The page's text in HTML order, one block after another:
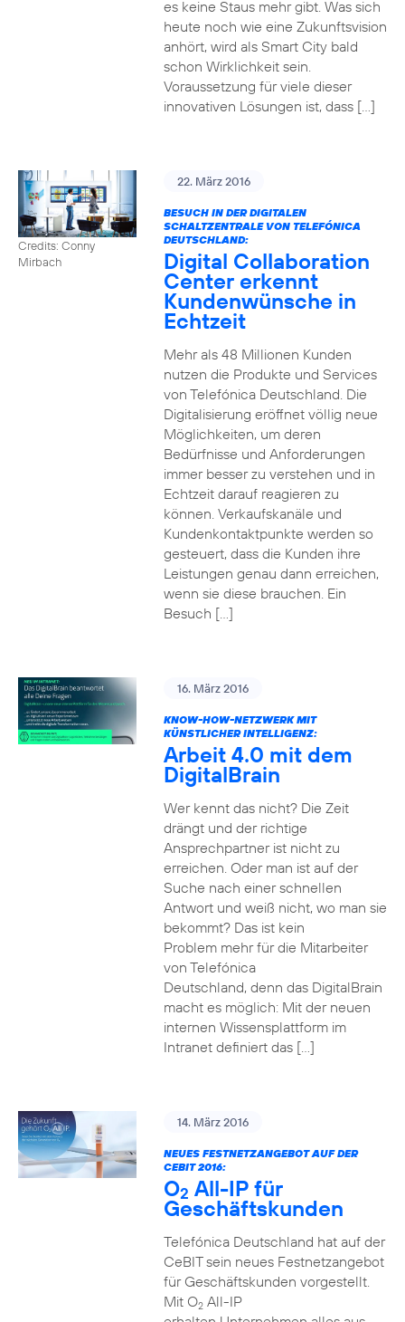
es keine Staus mehr gibt. Was sich
heute noch wie eine Zukunftsvision
anhört, wird als Smart City bald
schon Wirklichkeit sein.
Voraussetzung für viele dieser
innovativen Lösungen ist, dass […]
Credits: Conny
Mirbach
22. März 2016
BESUCH IN DER DIGITALEN
SCHALTZENTRALE VON TELEFÓNICA
DEUTSCHLAND:
Digital Collaboration
Center erkennt
Kundenwünsche in
Echtzeit
Mehr als 48 Millionen Kunden
nutzen die Produkte und Services
von Telefónica Deutschland. Die
Digitalisierung eröffnet völlig neue
Möglichkeiten, um deren
Bedürfnisse und Anforderungen
immer besser zu verstehen und in
Echtzeit darauf reagieren zu
können. Verkaufskanäle und
Kundenkontaktpunkte werden so
gesteuert, dass die Kunden ihre
Leistungen genau dann erreichen,
wenn sie diese brauchen. Ein
Besuch […]
16. März 2016
KNOW-HOW-NETZWERK MIT
KÜNSTLICHER INTELLIGENZ:
Arbeit 4.0 mit dem
DigitalBrain
Wer kennt das nicht? Die Zeit
drängt und der richtige
Ansprechpartner ist nicht zu
erreichen. Oder man ist auf der
Suche nach einer schnellen
Antwort und weiß nicht, wo man sie
bekommt? Das ist kein
Problem mehr für die Mitarbeiter
von Telefónica
Deutschland, denn das DigitalBrain
macht es möglich: Mit der neuen
internen Wissensplattform im
Intranet definiert das […]
14. März 2016
NEUES FESTNETZANGEBOT AUF DER
CEBIT 2016:
O2 All-IP für
Geschäftskunden
Telefónica Deutschland hat auf der
CeBIT sein neues Festnetzangebot
für Geschäftskunden vorgestellt.
Mit O2All-IP